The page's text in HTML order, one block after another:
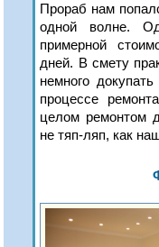
Прораб нам
одной волне.
примерной
дней. В смету
немного
процессе
целом ремонтом
не тяп-ляп, как